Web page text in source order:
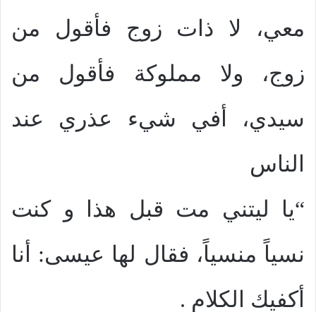
معي، لا ذات زوج فأقول من
زوج، ولا مملوكة فأقول من
سيدي، أفي شيء عذري عند
الناس
“يا ليتني مت قبل هذا و كنت
نسياً منسياً، فقال لها عيسى: أنا
أكفيك الكلام .